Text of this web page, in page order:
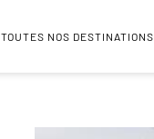
TOUTES NOS DESTINATIONS